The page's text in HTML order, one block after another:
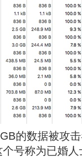
的数据被攻
号称为已婚人